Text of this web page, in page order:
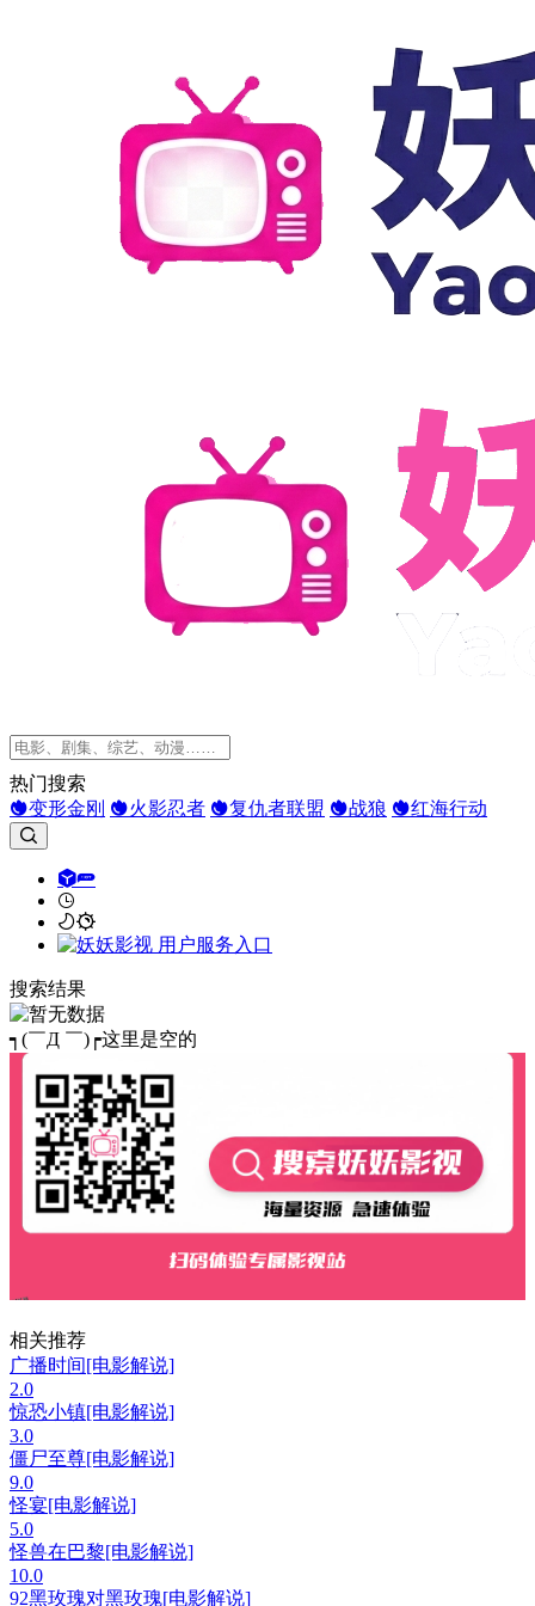
热门搜索
变形金刚
火影忍者 复仇者联盟 战狼 红海行动
搜索结果
┑(￣Д ￣)┍这里是空的
相关推荐
广播时间[电影解说]
2.0
惊恐小镇[电影解说]
3.0
僵尸至尊[电影解说]
9.0
怪宴[电影解说]
5.0
怪兽在巴黎[电影解说]
10.0
92黑玫瑰对黑玫瑰[电影解说]